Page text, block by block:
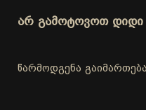
არ გამოტოვოთ დიდი
წარმოდგენა